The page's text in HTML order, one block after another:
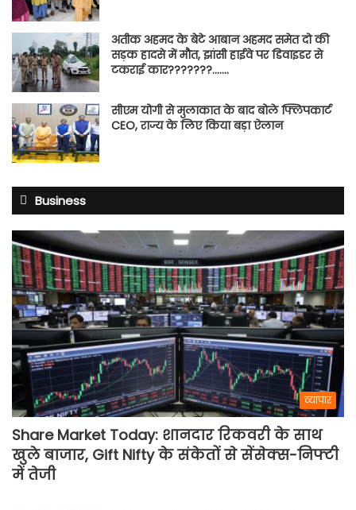
अतीक अहमद के बेटे आबान अहमद समेत दो की
सड़क हादसे में मौत, झांसी हाईवे पर डिवाइडर से
टकराई कार???????…….
सीएम योगी से मुलाकात के बाद बोले फ्लिपकार्ट
CEO, राज्य के लिए किया बड़ा ऐलान
Business
व्यापार
Share Market Today: शानदार रिकवरी के साथ
खुले बाजार, Gift Nifty के संकेतों से सेंसेक्स-निफ्टी
में तेजी